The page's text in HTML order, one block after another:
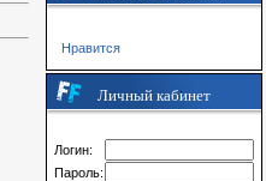
Нравится
Личный кабинет
Логин:
Пароль: